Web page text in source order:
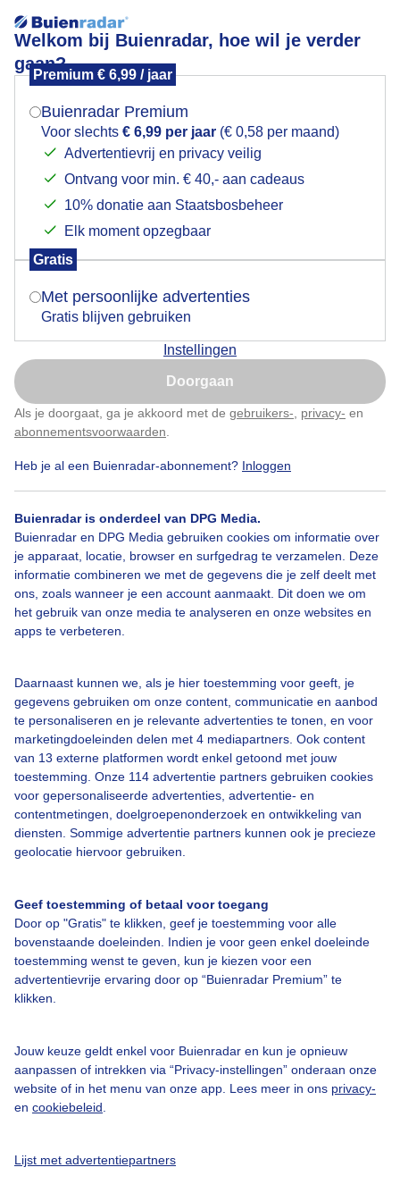
Welkom bij Buienradar, hoe wil je verder
gaan?
Premium € 6,99 / jaar
Buienradar Premium
Voor slechts € 6,99 per jaar (€ 0,58 per maand)
Advertentievrij en privacy veilig
Ontvang voor min. € 40,- aan cadeaus
10% donatie aan Staatsbosbeheer
Elk moment opzegbaar
Gratis
Met persoonlijke advertenties
Gratis blijven gebruiken
Instellingen
Doorgaan
Als je doorgaat, ga je akkoord met de gebruikers- privacy- en
abonnementsvoorwaarden
Heb je al een Buienradar-abonnement? Inloggen
Buienradar is onderdeel van DPG Media.
Buienradar en DPG Media gebruiken cookies om informatie over
je apparaat, locatie, browser en surfgedrag te verzamelen. Deze
informatie combineren we met de gegevens die je zelf deelt met
ons, zoals wanneer je een account aanmaakt. Dit doen we om
het gebruik van onze media te analyseren en onze websites en
apps te verbeteren.
Daarnaast kunnen we, als je hier toestemming voor geeft, je
gegevens gebruiken om onze content, communicatie en aanbod
te personaliseren en je relevante advertenties te tonen, en voor
marketingdoeleinden delen met 4 mediapartners. Ook content
van 13 externe platformen wordt enkel getoond met jouw
toestemming. Onze 114 advertentie partners gebruiken cookies
voor gepersonaliseerde advertenties, advertentie- en
contentmetingen, doelgroepenonderzoek en ontwikkeling van
diensten. Sommige advertentie partners kunnen ook je precieze
geolocatie hiervoor gebruiken.
Geef toestemming of betaal voor toegang
Door op "Gratis" te klikken, geef je toestemming voor alle
bovenstaande doeleinden. Indien je voor geen enkel doeleinde
toestemming wenst te geven, kun je kiezen voor een
advertentievrije ervaring door op “Buienradar Premium” te
klikken.
Jouw keuze geldt enkel voor Buienradar en kun je opnieuw
aanpassen of intrekken via “Privacy-instellingen” onderaan onze
website of in het menu van onze app. Lees meer in ons privacy-
en cookiebeleid
Lijst met advertentiepartners
Glad
strooiwagens bestreden
Door: Ton Wesselius
Bekijk slideshow
Een moment geduld aub...
Over Buienradar
Veelgestelde vragen
Contact
Toegankelijkheid
Gebruikersvoorwaarden
Buienradar Team
Privacy beleid
Cookie beleid
Mogen we je locatie gebruiken voor het
Indien je hier nog geen akkoord op hebt gegeven,
verschijnt er zo een pop-up uit je browser waarin
Is goed, toon de popup
Nu niet, misschien later
Klik hierom dit aan te passen